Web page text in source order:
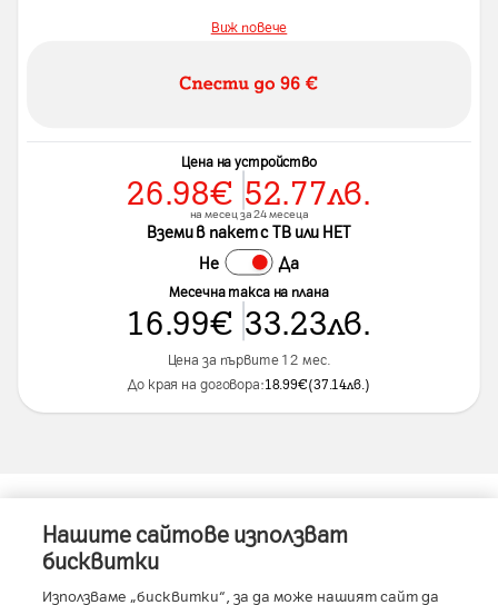
Виж повече
Цена на устройство
26.98€ 52.77лв.
на месец за 24 месеца
Вземи в пакет с ТВ или НЕТ
Не Да
Месечна такса на плана
16.99€ 33.23лв.
Цена за първите 12 мес.
До края на договора:18.99€(37.14лв. )
Информация за устройството
Нашите сайтове използват
бисквитки
Използваме „бисквитки“, за да може нашият сайт да